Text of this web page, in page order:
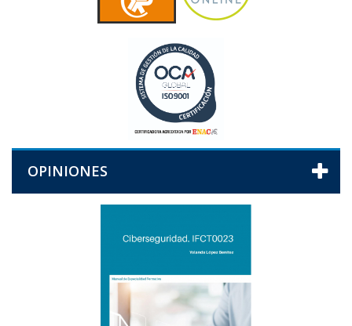
OPINIONES